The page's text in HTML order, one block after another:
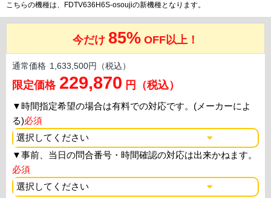
こちらの機種は、FDTV636H6S-osoujiの新機種となります。
今だけ 85% OFF以上！
通常価格 1,633,500円（税込）
限定価格 229,870 円（税込）
▼時間指定希望の場合は有料での対応です。(メーカーによ
る)必須
▼事前、当日の問合番号・時間確認の対応は出来かねます。
必須